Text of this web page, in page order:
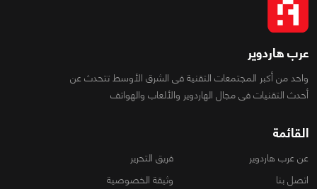
عرب هاردوير
واحد من أكبر المجتمعات التقنية فى الشرق الأوسط تتحدث عن
أحدث التقنيات فى مجال الهاردوير والألعاب والهواتف
القائمة
عن عرب هاردوير
فريق التحرير
اتصل بنا
وثيقة الخصوصية